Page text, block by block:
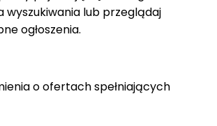
wyszukiwania lub przeglądaj
ogłoszenia.
o ofertach spełniających